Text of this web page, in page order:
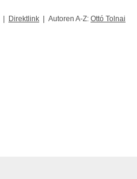
Direktlink | Autoren A-Z: Ottó Tolnai